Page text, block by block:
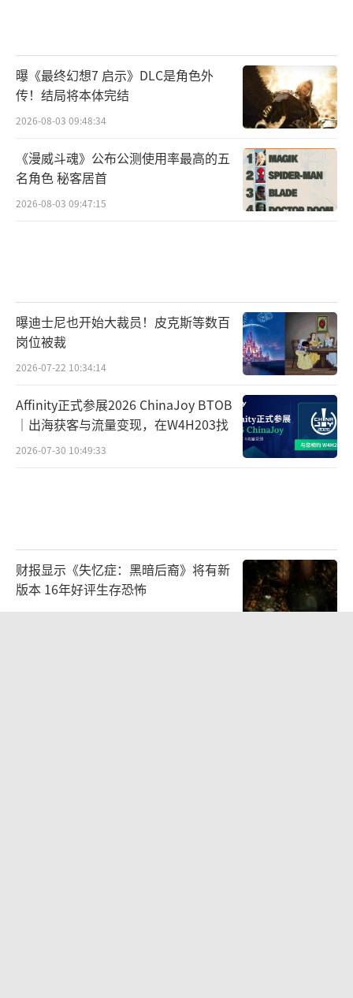
曝《最终幻想7 启示》DLC是角色外
传！结局将本体完结
2026-08-03 09:48:34
《漫威斗魂》公布公测使用率最高的五
名角色 秘客居首
2026-08-03 09:47:15
曝迪士尼也开始大裁员！皮克斯等数百
岗位被裁
2026-07-22 10:34:14
Affinity正式参展2026 ChinaJoy BTOB
｜出海获客与流量变现，在W4H203找
2026-07-30 10:49:33
财报显示《失忆症：黑暗后裔》将有新
版本 16年好评生存恐怖
2026-08-03 09:47:33